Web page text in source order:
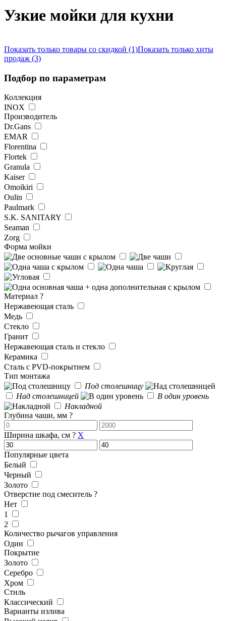
Узкие мойки для кухни
Показать только товары со скидкой (1)Показать только хиты
продаж (3)
Подбор по параметрам
Коллекция
INOX
Производитель
Dr.Gans
EMAR
Florentina
Flortek
Granula
Kaiser
Omoikiri
Oulin
Paulmark
S.K. SANITARY
Seaman
Zorg
Форма мойки
Материал ?
Нержавеющая сталь
Медь
Стекло
Гранит
Нержавеющая сталь и стекло
Керамика
Сталь с PVD-покрытием
Тип монтажа
Под столешницу
Над столешницей
В один уровень
Накладной
Глубина чаши, мм ?
Ширина шкафа, см ? X
Популярные цвета
Белый
Черный
Золото
Отверстие под смеситель ?
Нет
1
2
Количество рычагов управления
Один
Покрытие
Золото
Серебро
Хром
Стиль
Классический
Варианты излива